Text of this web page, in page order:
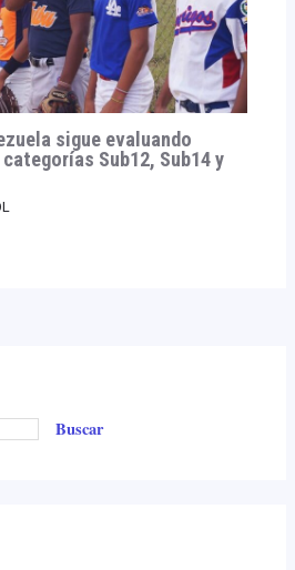
sigue evaluando
Sub12, Sub14 y
Buscar